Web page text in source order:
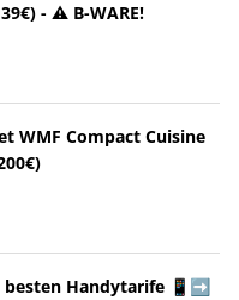
- ⚠️ B-WARE!
WMF Compact Cuisine
besten Handytarife 📱➡️